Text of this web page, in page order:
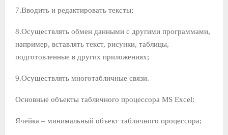
7.Вводить и редактировать тексты;
8.Осуществлять обмен данными с другими программами,
например, вставлять текст, рисунки, таблицы,
подготовленные в других приложениях;
9.Осуществлять многотабличные связи.
Основные объекты табличного процессора MS Excel:
Ячейка – минимальный объект табличного процессора;